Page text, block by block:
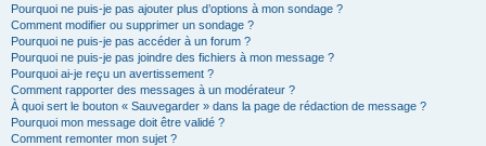
Pourquoi ne puis-je pas ajouter plus d’options à mon sondage ?
Comment modifier ou supprimer un sondage ?
Pourquoi ne puis-je pas accéder à un forum ?
Pourquoi ne puis-je pas joindre des fichiers à mon message ?
Pourquoi ai-je reçu un avertissement ?
Comment rapporter des messages à un modérateur ?
À quoi sert le bouton « Sauvegarder » dans la page de rédaction de message ?
Pourquoi mon message doit être validé ?
Comment remonter mon sujet ?